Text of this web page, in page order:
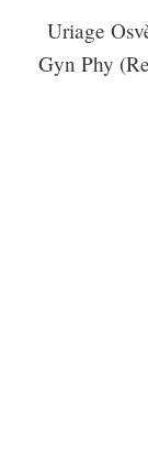
Uriage
Gyn Phy